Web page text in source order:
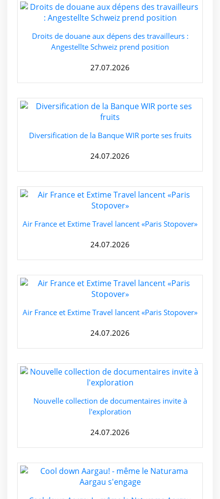
Droits de douane aux dépens des travailleurs :
Angestellte Schweiz prend position
27.07.2026
Diversification de la Banque WIR porte ses fruits
24.07.2026
Air France et Extime Travel lancent «Paris Stopover»
24.07.2026
Air France et Extime Travel lancent «Paris Stopover»
24.07.2026
Nouvelle collection de documentaires invite à
l'exploration
24.07.2026